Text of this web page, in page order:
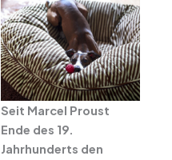
Seit Marcel Proust
Ende des 19.
Jahrhunderts den